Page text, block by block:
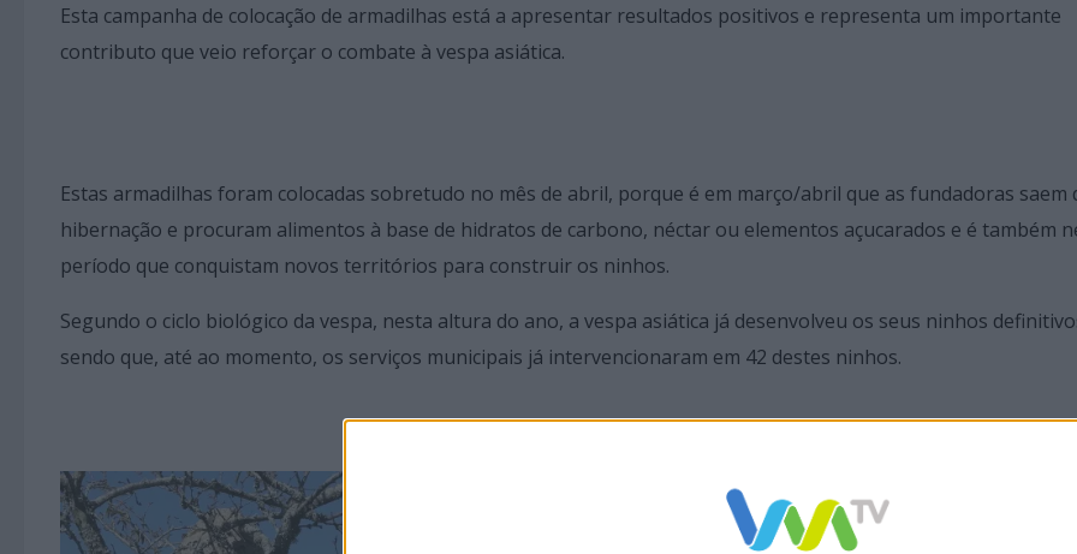
Esta campanha de colocação de armadilhas está a apresentar resultados positivos e representa um importante
contributo que veio reforçar o combate à vespa asiática.
Estas armadilhas foram colocadas sobretudo no mês de abril, porque é em março/abril que as fundadoras saem
hibernação e procuram alimentos à base de hidratos de carbono, néctar ou elementos açucarados e é também
período que conquistam novos territórios para construir os ninhos.
Segundo o ciclo biológico da vespa, nesta altura do ano, a vespa asiática já desenvolveu os seus ninhos
sendo que, até ao momento, os serviços municipais já intervencionaram em 42 destes ninhos.